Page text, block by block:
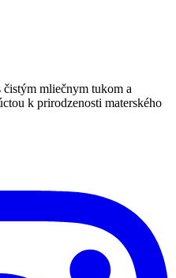
čistým mliečnym tukom a
k prirodzenosti materského